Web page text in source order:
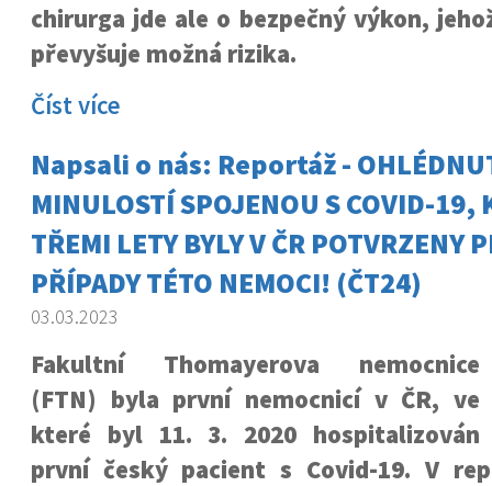
chirurga jde ale o bezpečný výkon,
převyšuje možná rizika.
Číst více
Napsali o nás: Reportáž -
MINULOSTÍ SPOJENOU S COVID-19,
TŘEMI LETY BYLY V ČR POTVRZENY
PŘÍPADY TÉTO NEMOCI! (ČT24)
03.03.2023
Fakultní Thomayerova nemocnice
(FTN) byla první nemocnicí v ČR, ve
které byl 11. 3. 2020 hospitalizován
první český pacient s Covid-19. V